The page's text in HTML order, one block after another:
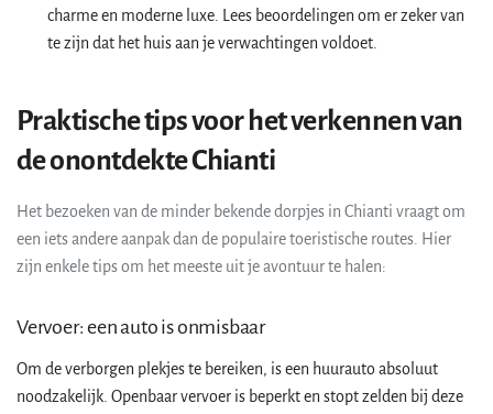
charme en moderne luxe. Lees beoordelingen om er zeker van
te zijn dat het huis aan je verwachtingen voldoet.
Praktische tips voor het verkennen van
de onontdekte Chianti
Het bezoeken van de minder bekende dorpjes in Chianti vraagt om
een iets andere aanpak dan de populaire toeristische routes. Hier
zijn enkele tips om het meeste uit je avontuur te halen:
Vervoer: een auto is onmisbaar
Om de verborgen plekjes te bereiken, is een huurauto absoluut
noodzakelijk. Openbaar vervoer is beperkt en stopt zelden bij deze